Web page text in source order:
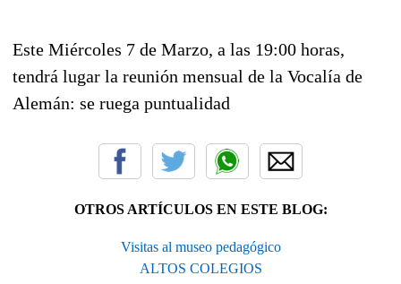
Este Miércoles 7 de Marzo, a las 19:00 horas,
tendrá lugar la reunión mensual de la Vocalía de
Alemán: se ruega puntualidad
OTROS ARTÍCULOS EN ESTE BLOG:
Visitas al museo pedagógico
ALTOS COLEGIOS